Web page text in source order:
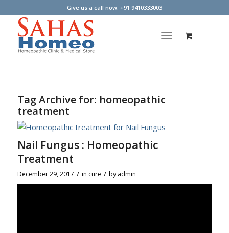
Give us a call now: +91 9410333003
Tag Archive for: homeopathic
treatment
Nail Fungus : Homeopathic
Treatment
December 29, 2017 / in cure / by admin